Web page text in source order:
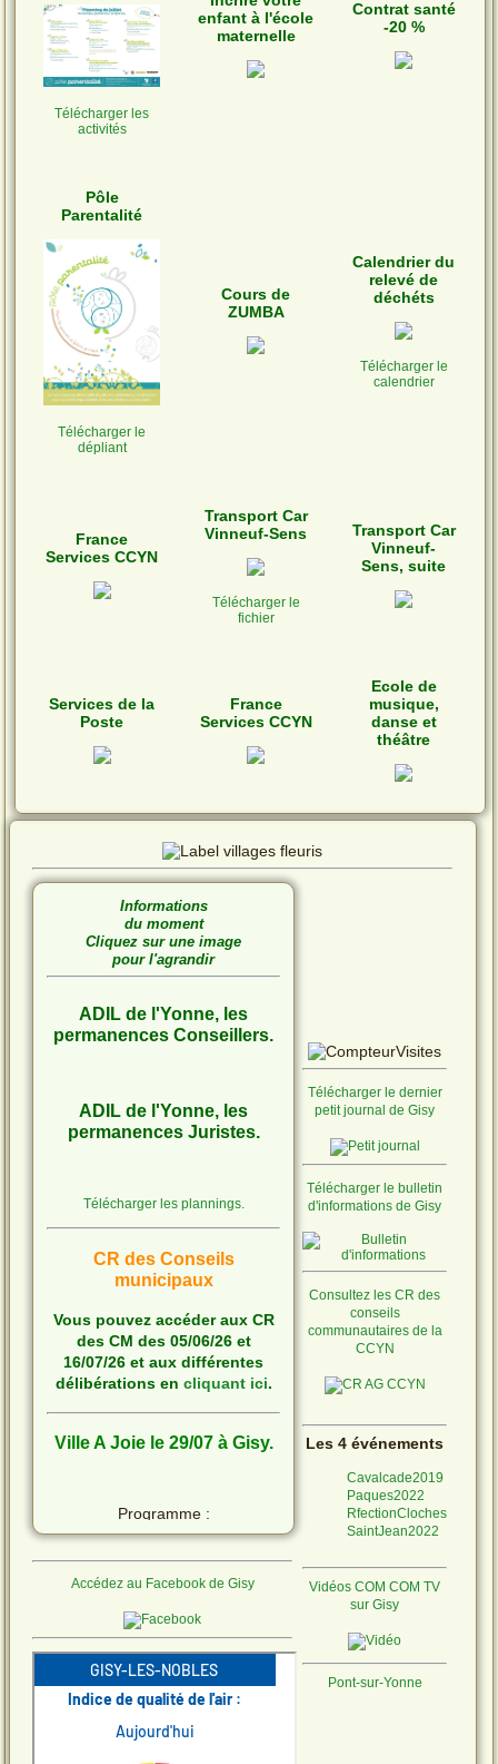
Télécharger les
activités
enfant à l'école
maternelle
Contrat santé
-20 %
Pôle
Parentalité
Télécharger le
dépliant
Cours de
ZUMBA
Calendrier du
relevé de
déchéts
Télécharger le
calendrier
France
Services CCYN
Transport Car
Vinneuf-Sens
Télécharger le
fichier
Transport Car
Vinneuf-
Sens, suite
Services de la
Poste
France
Services CCYN
Ecole de
musique,
danse et
théâtre
Informations
du moment
Cliquez sur une image
pour l'agrandir
ADIL de l'Yonne, les
permanences Conseillers.
ADIL de l'Yonne, les
permanences Juristes.
Télécharger les plannings.
CR des Conseils
municipaux
Vous pouvez accéder aux CR
des CM des 05/06/26 et
16/07/26 et aux différentes
délibérations en cliquant ici.
Ville A Joie le 29/07 à Gisy.
Programme :
moustiques s'installer !
Quelques conseils
Télécharger le dernier
petit journal de Gisy
Télécharger le bulletin
d'informations de Gisy
Consultez les CR des
conseils
communautaires de la
CCYN
Les 4 événements
Cavalcade2019
Paques2022
RfectionCloches
SaintJean2022
Vidéos COM COM TV
sur Gisy
Pont-sur-Yonne
Accédez au Facebook de Gisy